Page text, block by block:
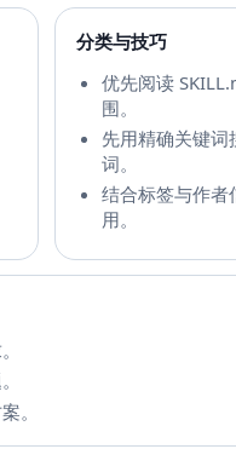
分类与技巧
优先阅读
围。
先用精确关键词
词。
结合标签与作者
用。
。